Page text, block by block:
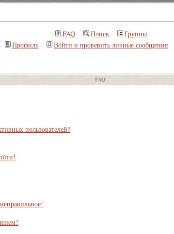
FAQ Поиск
Группы
Профиль
Войти и проверить личные сообщения
FAQ
пользователей?